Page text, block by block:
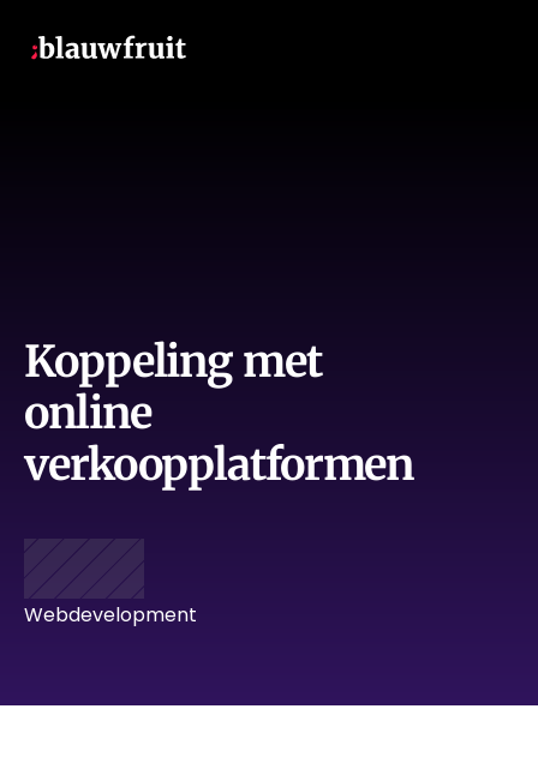
Koppeling met
online
verkoopplatformen
Webdevelopment